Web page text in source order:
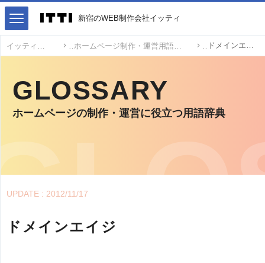
イッティ ホームページ制作・運営用語 ドメインエイジ
GLOSSARY
ホームページの制作・運営に役立つ用語辞典
UPDATE : 2012/11/17
ドメインエイジ
新宿のWEB制作会社イッティ